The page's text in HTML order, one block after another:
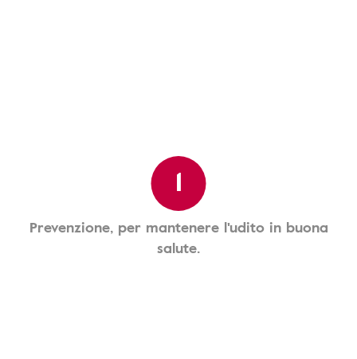
1
Prevenzione, per mantenere l'udito in buona
salute.